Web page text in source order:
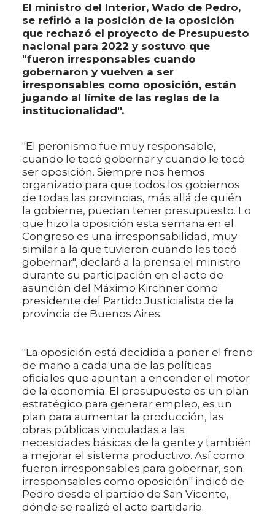
El ministro del Interior, Wado de Pedro,
se refirió a la posición de la oposición
que rechazó el proyecto de Presupuesto
nacional para 2022 y sostuvo que
"fueron irresponsables cuando
gobernaron y vuelven a ser
irresponsables como oposición, están
jugando al límite de las reglas de la
institucionalidad".
"El peronismo fue muy responsable,
cuando le tocó gobernar y cuando le tocó
ser oposición. Siempre nos hemos
organizado para que todos los gobiernos
de todas las provincias, más allá de quién
la gobierne, puedan tener presupuesto. Lo
que hizo la oposición esta semana en el
Congreso es una irresponsabilidad, muy
similar a la que tuvieron cuando les tocó
gobernar", declaró a la prensa el ministro
durante su participación en el acto de
asunción del Máximo Kirchner como
presidente del Partido Justicialista de la
provincia de Buenos Aires.
"La oposición está decidida a poner el freno
de mano a cada una de las políticas
oficiales que apuntan a encender el motor
de la economía. El presupuesto es un plan
estratégico para generar empleo, es un
plan para aumentar la producción, las
obras públicas vinculadas a las
necesidades básicas de la gente y también
a mejorar el sistema productivo. Así como
fueron irresponsables para gobernar, son
irresponsables como oposición" indicó de
Pedro desde el partido de San Vicente,
dónde se realizó el acto partidario.